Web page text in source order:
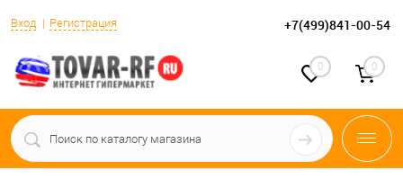
Вход Регистрация +7(499)841-00-54
0 0